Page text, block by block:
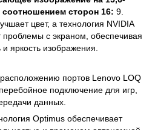
сторон 16: 9.
цвет, а технология NVIDIA
с экраном, обеспечивая
яркость изображения.
портов Lenovo LOQ
подключение для игр,
данных.
Optimus обеспечивает